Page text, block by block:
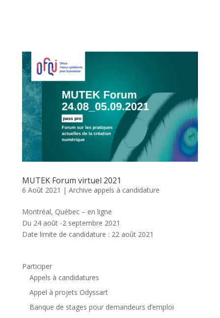
MUTEK Forum virtuel 2021
6 Août 2021 | Archive appels à candidature
Montréal, Québec – en ligne
Du 24 août -2 septembre 2021
Date limite de candidature : 22 août 2021
Participer
Appels à candidatures
Appel à projets Odyssart
Banque de stages pour demandeurs d’emploi